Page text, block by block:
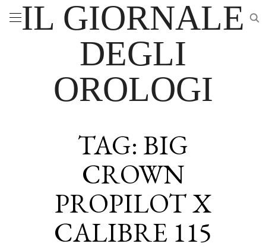
IL GIORNALE
DEGLI
OROLOGI
TAG: BIG
CROWN
PROPILOT X
CALIBRE 115